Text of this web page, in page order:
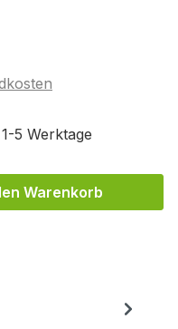
5 Werktage
gewünschten
Warenkorb